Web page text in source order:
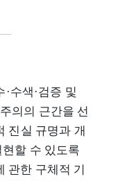
수색·검증 및
의의 근간을 선
진실 규명과 개
할 수 있도록
관한 구체적 기